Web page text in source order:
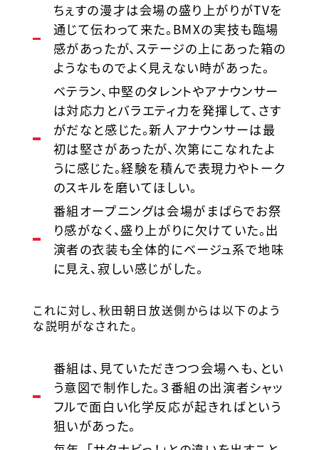
ちぇすの漫才は会場の盛り上がりがTVを
通じて伝わって来た。BMXの実技も臨場
感があったが、ステージの上にあった箱の
ようなものでよく見えない時があった。
ベテラン、中堅のタレントやアナウンサー
は対応力とバラエティ力を発揮して、さす
がだなと感じた。新人アナウンサーは最
初は堅さがあったが、次第にこなれたよ
うに感じた。経験を積んで表現力やトーク
のスキルを磨いてほしい。
番組オープニングは会場がまばらでお祭
り感がなく、盛り上がりに欠けていた。出
演者の衣装も全体的にベージュ系で地味
に見え、寂しい感じがした。
これに対し、秋田朝日放送側からは以下のよう
な説明がなされた。
番組は、見ていただきつつ会場へも、とい
う意図で制作した。３番組の出演者シャッ
フルで面白い化学反応が起きればという
狙いがあった。